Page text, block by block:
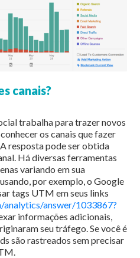
canais?
trabalha para trazer novos
os canais que fazer
resposta pode ser obtida
Há diversas ferramentas
variando em sua
por exemplo, o Google
tags UTM em seus links
answer/1033867?
informações adicionais,
seu tráfego. Se você é
são rastreados sem precisar